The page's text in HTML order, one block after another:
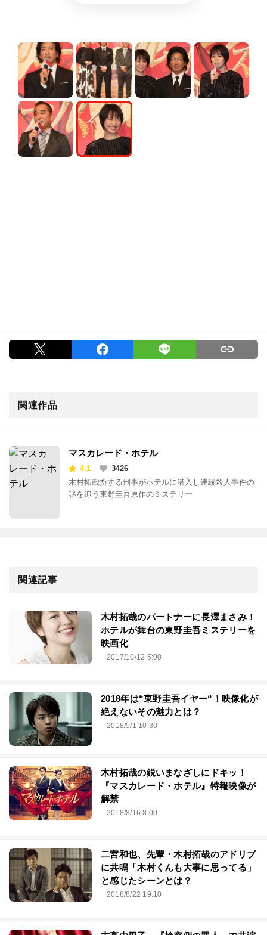
関連作品
マスカレード・ホテル
4.1
3426
木村拓哉扮する刑事がホテルに潜入し連続殺人事件の
謎を追う東野圭吾原作のミステリー
関連記事
木村拓哉のパートナーに長澤まさみ！
ホテルが舞台の東野圭吾ミステリーを
映画化
2017/10/12 5:00
2018年は“東野圭吾イヤー“！映像化が
絶えないその魅力とは？
2018/5/1 10:30
木村拓哉の鋭いまなざしにドキッ！
『マスカレード・ホテル』特報映像が
解禁
2018/8/16 8:00
二宮和也、先輩・木村拓哉のアドリブ
に共鳴「木村くんも大事に思ってる」
と感じたシーンとは？
2018/8/22 19:10